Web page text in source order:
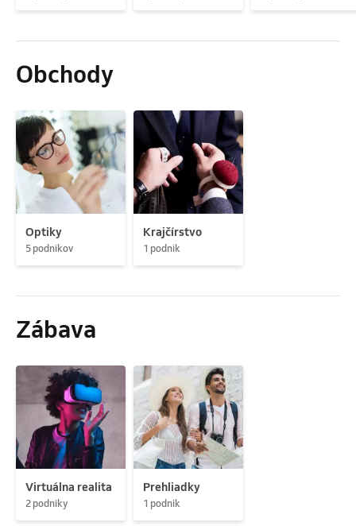
Obchody
Optiky
5 podnikov
Krajčírstvo
1 podnik
Zábava
Virtuálna realita
2 podniky
Prehliadky
1 podnik